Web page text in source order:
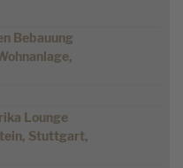
Bebauung
Lounge
Stuttgart,